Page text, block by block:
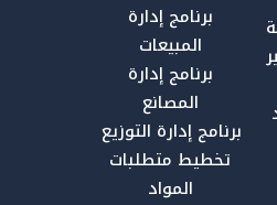
برنامج إدارة
المبيعات
برنامج إدارة
المصانع
برنامج إدارة التوزيع
تخطيط متطلبات
المواد